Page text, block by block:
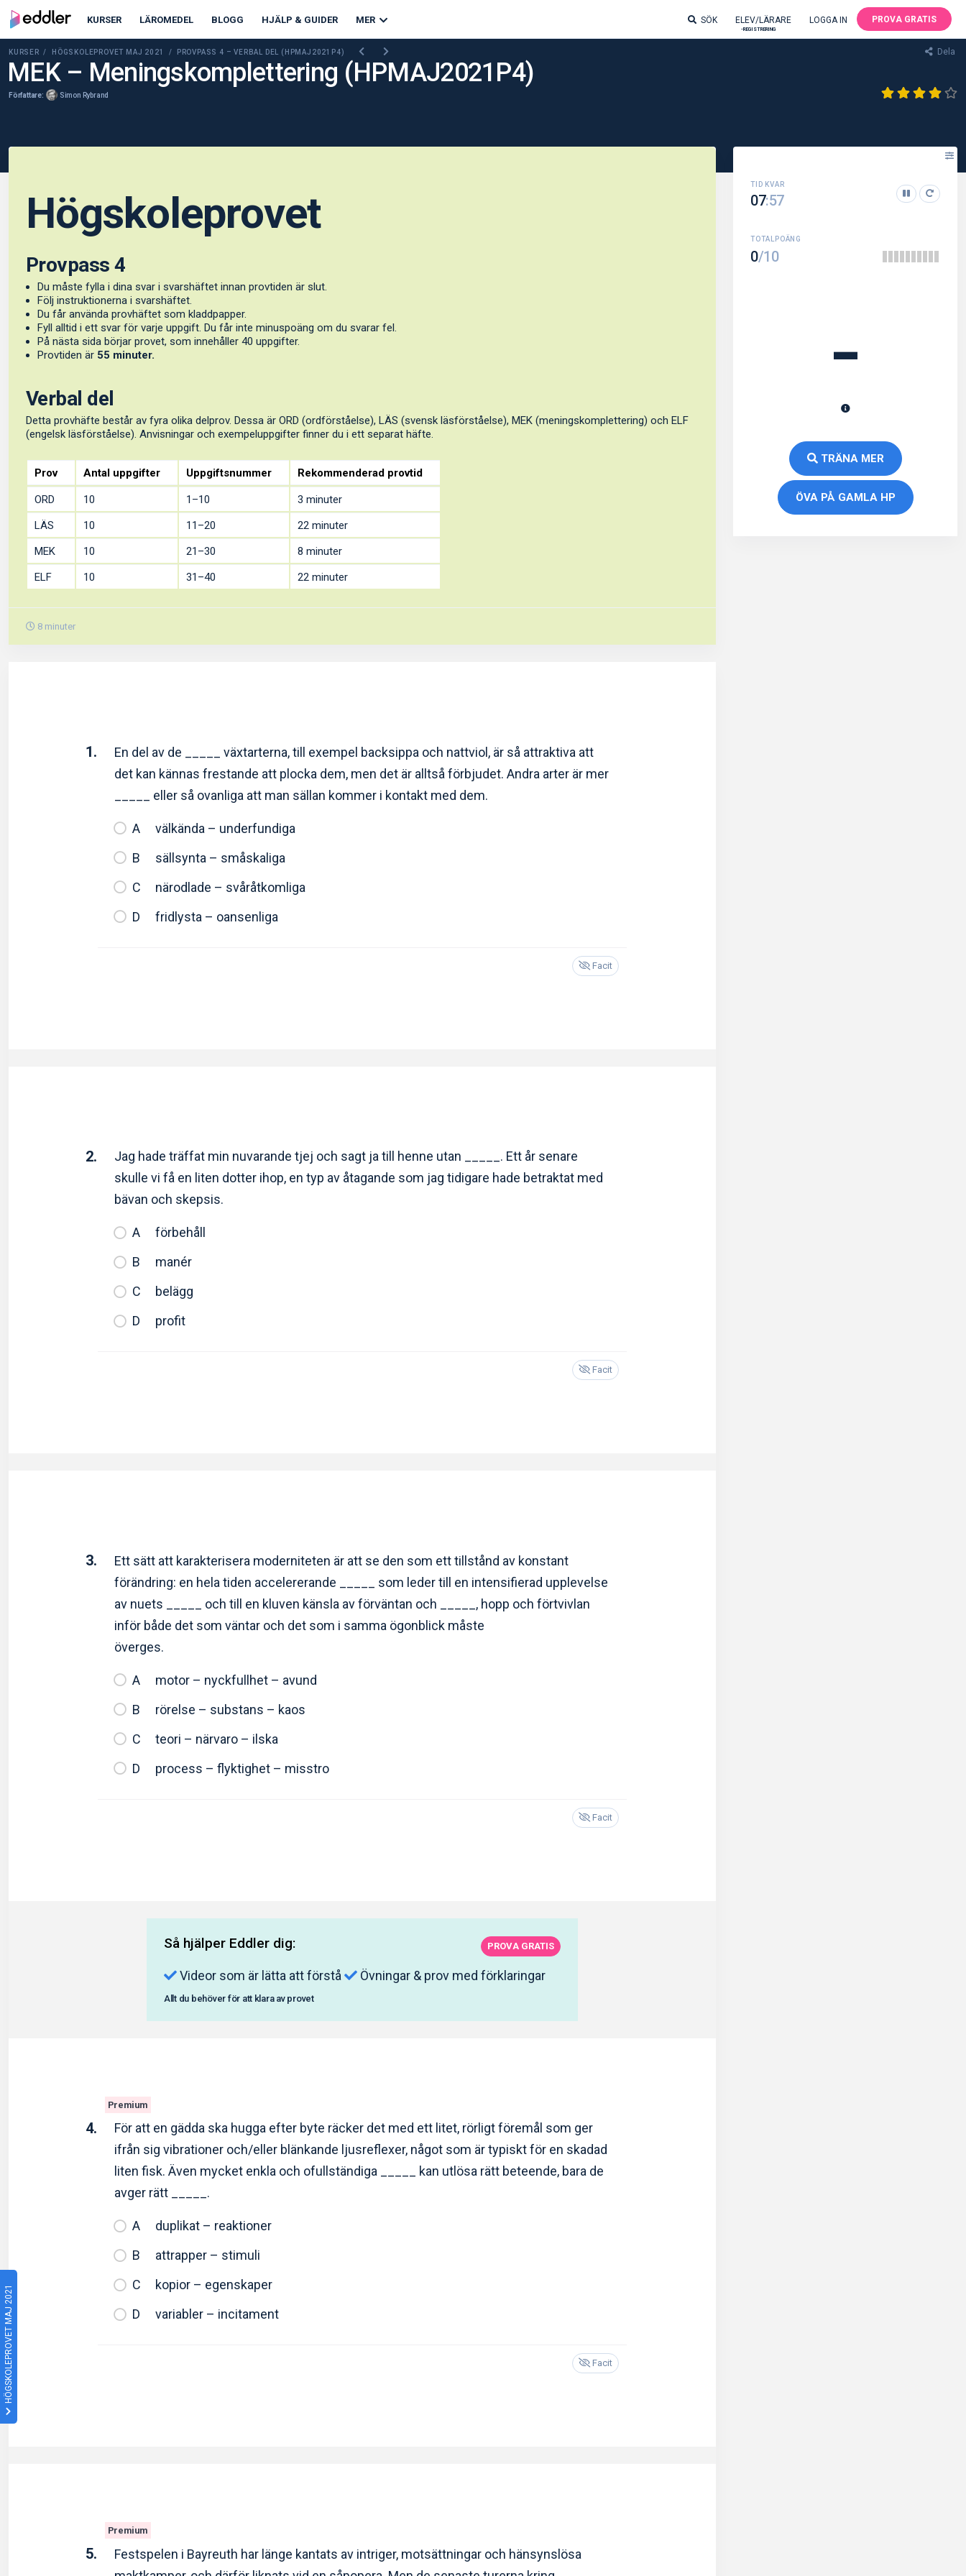
HÖGSKOLEPROVET MAJ 2021
KURSER LÄROMEDEL BLOGG HJÄLP & GUIDER MER SÖK ELEV/LÄRARE
-REGISTRERING
LOGGA IN PROVA GRATIS
Dela
KURSER / HÖGSKOLEPROVET MAJ 2021 / PROVPASS 4 – VERBAL DEL (HPMAJ2021P4)
MEK – Meningskomplettering (HPMAJ2021P4)
Författare: Simon Rybrand
Högskoleprovet
Provpass 4
Du måste fylla i dina svar i svarshäftet innan provtiden är slut.
Följ instruktionerna i svarshäftet.
Du får använda provhäftet som kladdpapper.
Fyll alltid i ett svar för varje uppgift. Du får inte minuspoäng om du svarar fel.
På nästa sida börjar provet, som innehåller 40 uppgifter.
Provtiden är 55 minuter.
Verbal del
Detta provhäfte består av fyra olika delprov. Dessa är ORD (ordförståelse), LÄS (svensk läsförståelse), MEK (meningskomplettering) och ELF
(engelsk läsförståelse). Anvisningar och exempeluppgifter finner du i ett separat häfte.
Prov Antal uppgifter Uppgiftsnummer Rekommenderad provtid
ORD 10 1–10
3 minuter
LÄS
10 11–20
22 minuter
MEK
10 21–30
8 minuter
ELF
10 31–40 22 minuter
8 minuter
1.
En del av de _____ växtarterna, till exempel backsippa och nattviol, är så attraktiva att
det kan kännas frestande att plocka dem, men det är alltså förbjudet. Andra arter är mer
_____ eller så ovanliga att man sällan kommer i kontakt med dem.
välkända – underfundiga
sällsynta – småskaliga
närodlade – svåråtkomliga
fridlysta – oansenliga
Facit
2.
Jag hade träffat min nuvarande tjej och sagt ja till henne utan _____. Ett år senare
skulle vi få en liten dotter ihop, en typ av åtagande som jag tidigare hade betraktat med
bävan och skepsis.
förbehåll
manér
belägg
profit
Facit
3.
Ett sätt att karakterisera moderniteten är att se den som ett tillstånd av konstant
förändring: en hela tiden accelererande _____ som leder till en intensifierad upplevelse
av nuets _____ och till en kluven känsla av förväntan och _____, hopp och förtvivlan
inför både det som väntar och det som i samma ögonblick måste
överges.
motor – nyckfullhet – avund
rörelse – substans – kaos
teori – närvaro – ilska
process – flyktighet – misstro
Facit
PROVA GRATIS
Så hjälper Eddler dig:
Videor som är lätta att förstå Övningar & prov med förklaringar
Allt du behöver för att klara av provet
4.
Premium
För att en gädda ska hugga efter byte räcker det med ett litet, rörligt föremål som ger
ifrån sig vibrationer och/eller blänkande ljusreflexer, något som är typiskt för en skadad
liten fisk. Även mycket enkla och ofullständiga _____ kan utlösa rätt beteende, bara de
avger rätt _____.
duplikat – reaktioner
attrapper – stimuli
kopior – egenskaper
variabler – incitament
Facit
5.
Premium
Festspelen i Bayreuth har länge kantats av intriger, motsättningar och hänsynslösa
07:56
0/10
-
TRÄNA MER
ÖVA PÅ GAMLA HP